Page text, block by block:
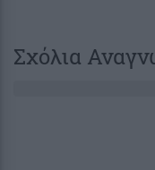
Σχόλια